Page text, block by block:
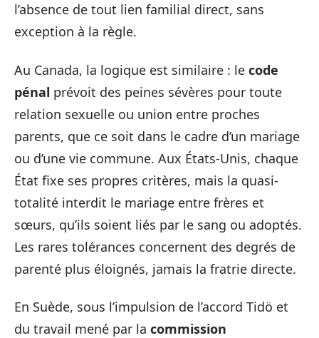
l’absence de tout lien familial direct, sans
exception à la règle.
Au Canada, la logique est similaire : le code
pénal prévoit des peines sévères pour toute
relation sexuelle ou union entre proches
parents, que ce soit dans le cadre d’un mariage
ou d’une vie commune. Aux États-Unis, chaque
État fixe ses propres critères, mais la quasi-
totalité interdit le mariage entre frères et
sœurs, qu’ils soient liés par le sang ou adoptés.
Les rares tolérances concernent des degrés de
parenté plus éloignés, jamais la fratrie directe.
En Suède, sous l’impulsion de l’accord Tidö et
du travail mené par la commission